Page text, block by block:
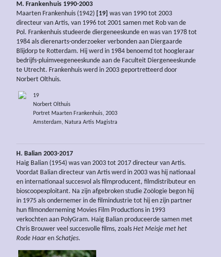
M. Frankenhuis 1990-2003
Maarten Frankenhuis (1942) [19] was van 1990 tot 2003
directeur van Artis, van 1996 tot 2001 samen met Rob van de
Pol. Frankenhuis studeerde diergeneeskunde en was van 1978 tot
1984 als dierenarts-onderzoeker verbonden aan Diergaarde
Blijdorp te Rotterdam. Hij werd in 1984 benoemd tot hoogleraar
bedrijfs-pluimveegeneeskunde aan de Faculteit Diergeneeskunde
te Utrecht. Frankenhuis werd in 2003 geportretteerd door
Norbert Olthuis.
19
Norbert Olthuis
Portret Maarten Frankenhuis, 2003
Amsterdam, Natura Artis Magistra
H. Balian 2003-2017
Haig Balian (1954) was van 2003 tot 2017 directeur van Artis.
Voordat Balian directeur van Artis werd in 2003 was hij nationaal
en internationaal succesvol als filmproducent, filmdistributeur en
bioscoopexploitant. Na zijn afgebroken studie Zoölogie begon hij
in 1975 als ondernemer in de filmindustrie tot hij en zijn partner
hun filmonderneming Movies Film Productions in 1993
verkochten aan PolyGram. Haig Balian produceerde samen met
Chris Brouwer veel succesvolle films, zoals Het Meisje met het
Rode Haar en Schatjes.